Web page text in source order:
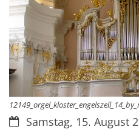
Datum:Samstag, 15. August